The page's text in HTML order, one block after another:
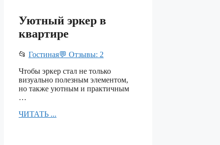
Уютный эркер в
квартире
📂 Гостиная💬 Отзывы: 2
Чтобы эркер стал не только
визуально полезным элементом,
но также уютным и практичным
…
ЧИТАТЬ ...